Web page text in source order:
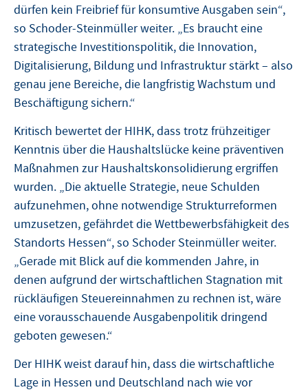
dürfen kein Freibrief für konsumtive Ausgaben sein“,
so Schoder-Steinmüller weiter. „Es braucht eine
strategische Investitionspolitik, die Innovation,
Digitalisierung, Bildung und Infrastruktur stärkt – also
genau jene Bereiche, die langfristig Wachstum und
Beschäftigung sichern.“
Kritisch bewertet der HIHK, dass trotz frühzeitiger
Kenntnis über die Haushaltslücke keine präventiven
Maßnahmen zur Haushaltskonsolidierung ergriffen
wurden. „Die aktuelle Strategie, neue Schulden
aufzunehmen, ohne notwendige Strukturreformen
umzusetzen, gefährdet die Wettbewerbsfähigkeit des
Standorts Hessen“, so Schoder Steinmüller weiter.
„Gerade mit Blick auf die kommenden Jahre, in
denen aufgrund der wirtschaftlichen Stagnation mit
rückläufigen Steuereinnahmen zu rechnen ist, wäre
eine vorausschauende Ausgabenpolitik dringend
geboten gewesen.“
Der HIHK weist darauf hin, dass die wirtschaftliche
Lage in Hessen und Deutschland nach wie vor